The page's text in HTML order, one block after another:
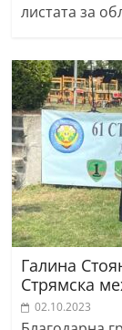
листата за
Галина
Стрямска
02.10.2023